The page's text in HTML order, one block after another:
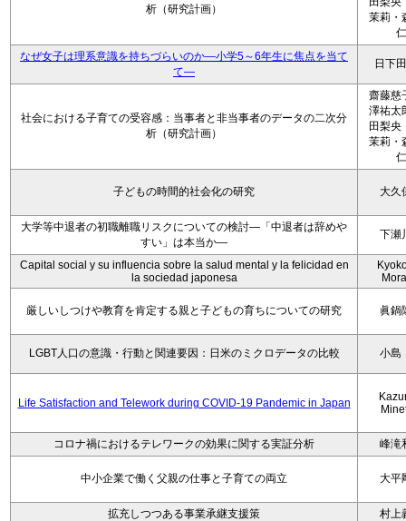
析（研究計画）
茉莉・
仁
なぜ女子は理系意識を持ちづらいのか―小学5～6年生に焦点を当て
て―
日下
社会における子育ての受容感：当事者と非当事者のデータの二次分
析（研究計画）
齋藤慈
澤祐太
田梨央
茉莉・
仁
子どもの時間的社会化の研究 大久
大学等中退者の初職離職リスクについての検討―「中退者は辞めや
すい」は本当か―
下瀬
Capital social y su influencia sobre la salud mental y la felicidad en
la sociedad japonesa
厳しいしつけや教育を肯定する親と子どもの育ちについての研究 眞鍋
LGBT人口の意識・行動と関連要因：日米のミクロデータの比較 小
Life Satisfaction and Telework during COVID-19 Pandemic in Japan
コロナ禍におけるテレワークの効果に関する実証分析 峰滝
中小企業で働く父親の仕事と子育ての両立 大平
拡充しつつある事業承継支援策 村上